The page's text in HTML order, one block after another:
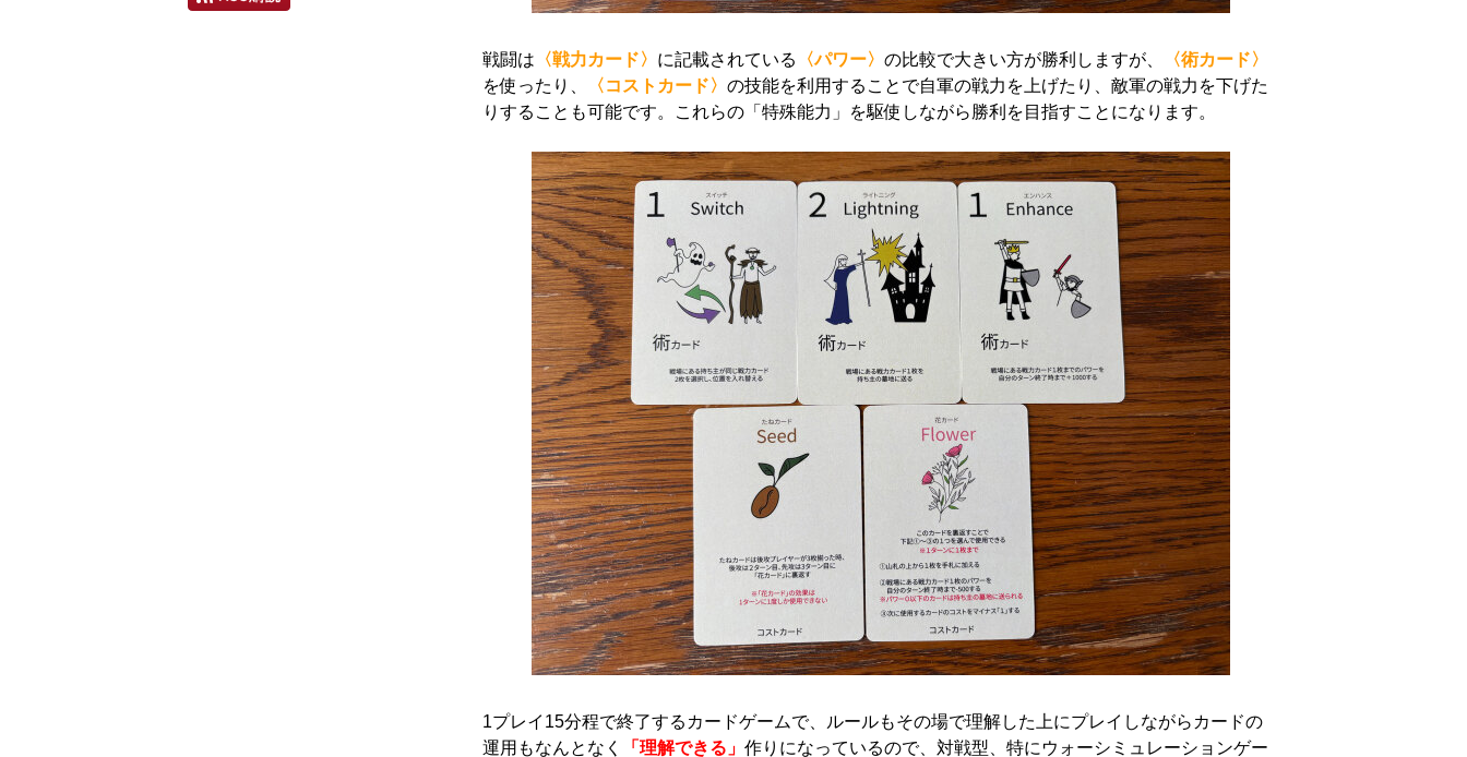
戦闘は 〈戦力カード〉 に記載されている 〈パワー〉 の比較で大きい方が勝利しますが、
〈術カード〉
を使ったり、
〈コストカード〉 の技能を利用することで自軍の戦力を上げたり、敵軍の戦力を下げた
りすることも可能です。これらの「特殊能力」を駆使しながら勝利を目指すことになります。
1プレイ15分程で終了するカードゲームで、ルールもその場で理解した上にプレイしながらカードの
運用もなんとなく
「理解できる」 作りになっているので、対戦型、特にウォーシミュレーションゲー